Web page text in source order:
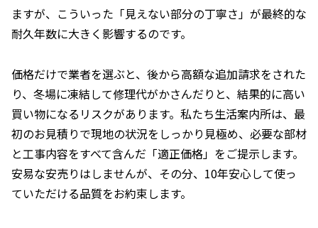
ますが、こういった「見えない部分の丁寧さ」が最終的な
耐久年数に大きく影響するのです。
価格だけで業者を選ぶと、後から高額な追加請求をされた
り、冬場に凍結して修理代がかさんだりと、結果的に高い
買い物になるリスクがあります。私たち生活案内所は、最
初のお見積りで現地の状況をしっかり見極め、必要な部材
と工事内容をすべて含んだ「適正価格」をご提示します。
安易な安売りはしませんが、その分、10年安心して使っ
ていただける品質をお約束します。